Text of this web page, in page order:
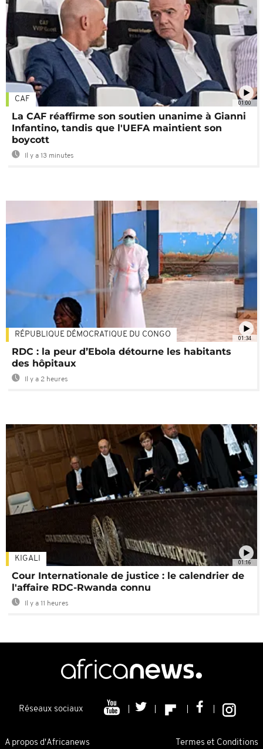
01:00
CAF
La CAF réaffirme son soutien unanime à Gianni
Infantino, tandis que l'UEFA maintient son
boycott
Il y a 13 minutes
01:34
RÉPUBLIQUE DÉMOCRATIQUE DU CONGO
RDC : la peur d’Ebola détourne les habitants
des hôpitaux
Il y a 2 heures
01:16
KIGALI
Cour Internationale de justice : le calendrier de
l'affaire RDC-Rwanda connu
Il y a 11 heures
Réseaux sociaux
A propos d'Africanews Termes et Conditions